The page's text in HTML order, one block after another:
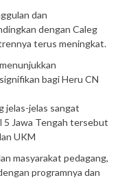
dan
dengan Caleg
terus meningkat.
bagi Heru CN
jelas-jelas sangat
5 Jawa Tengah tersebut
UKM
masyarakat pedagang,
programnya dan